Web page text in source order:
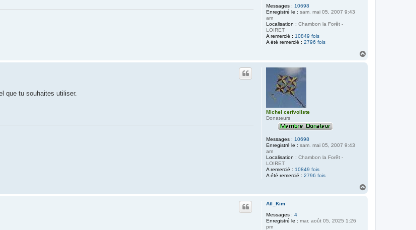
Messages : 10698
Enregistré le : sam. mai 05, 2007 9:43
am
Localisation : Chambon la Forêt -
LOIRET
A remercié : 10849 fois
A été remercié : 2796 fois
Michel cerfvoliste
Donateurs
Messages : 10698
Enregistré le : sam. mai 05, 2007 9:43
am
Localisation : Chambon la Forêt -
LOIRET
A remercié : 10849 fois
A été remercié : 2796 fois
que tu souhaites utiliser.
Atl_Kim
Messages : 4
Enregistré le : mar. août 05, 2025 1:26
pm